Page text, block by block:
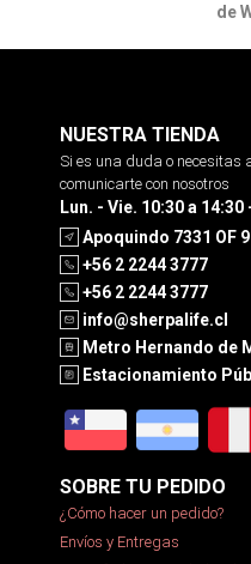
de
NUESTRA TIENDA
Si es una duda o necesitas
comunicarte con nosotros
Lun. - Vie. 10:30 a 14:30
Apoquindo 7331 OF
+56 2 2244 3777
+56 2 2244 3777
info@sherpalife.cl
Metro Hernando de
Estacionamiento
SOBRE TU PEDIDO
¿Cómo hacer un pedido?
Envíos y Entregas